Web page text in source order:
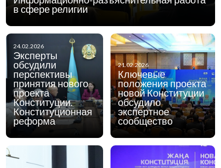
в сфере религии
24.02.2026
Эксперты
обсудили
перспективы
принятия нового
проекта
Конституции.
Конституционная
реформа
21.02.2026
Ключевые
положения проекта
новой Конституции
обсудило
экспертное
сообщество